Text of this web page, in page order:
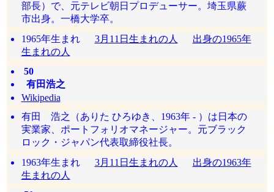
部長）で、元テレビ朝日プロデューサー。埼玉県蕨
市出身。一橋大学卒。
1965年生まれ 3月11日生まれの人
出身の1965年
生まれの人
50
有田浩之
Wikipedia
有田 浩之（ありた ひろゆき、1963年 - ）は日本の
実業家、ポートフォリオマネージャー。元ブラック
ロック・ジャパン代表取締役社長。
1963年生まれ 3月11日生まれの人
出身の1963年
生まれの人